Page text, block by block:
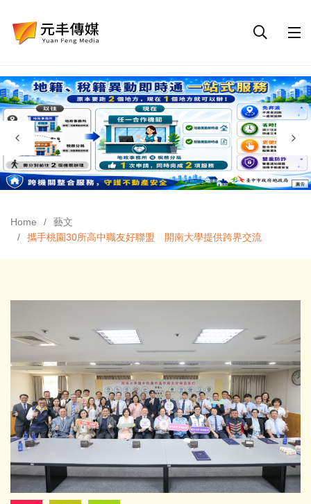
Home
藝文
攜手桃園30所高中職友好聯盟 開南大學提供跨界交流